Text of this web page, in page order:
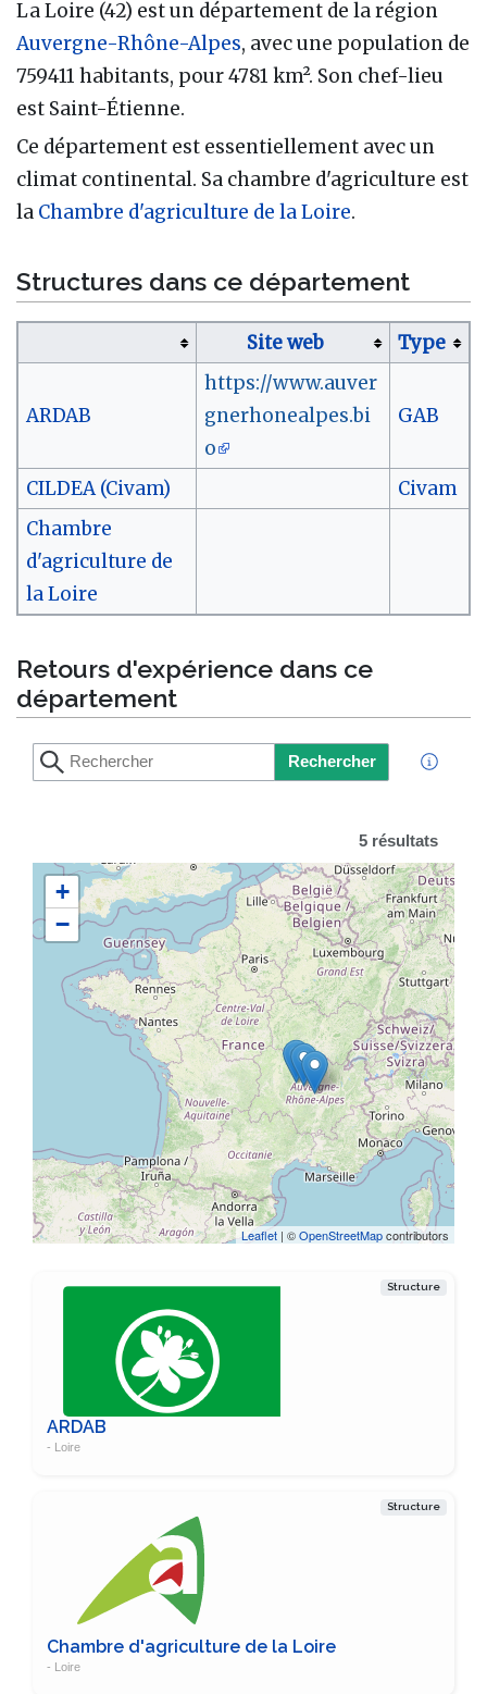
La Loire (42) est un département de la région
Auvergne-Rhône-Alpes, avec une population de
759411 habitants, pour 4781 km². Son chef-lieu
est Saint-Étienne.
Ce département est essentiellement avec un
climat continental. Sa chambre d'agriculture est
la Chambre d'agriculture de la Loire.
Structures dans ce département
Site web Type
ARDAB
https://www.auver
gnerhonealpes.bi
o
GAB
CILDEA (Civam)
Civam
Chambre
d'agriculture de
la Loire
Retours d'expérience dans ce
département
Rechercher
5 résultats
+
−
Leaflet | ©OpenStreetMapcontributors
Structure
ARDAB
- Loire
Structure
Chambre d'agriculture de la Loire
- Loire